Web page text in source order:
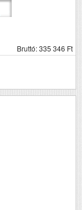
Bruttó: 335 346 Ft